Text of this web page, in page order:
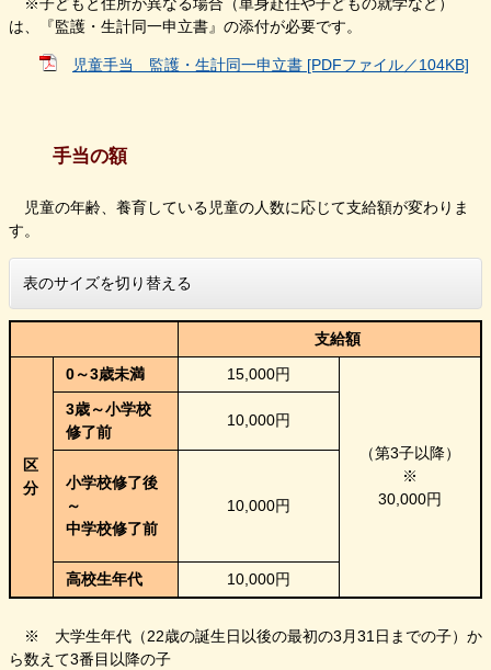
は、『監護・生計同一申立書』の添付が必要です。
児童手当 監護・生計同一申立書 [PDFファイル／104KB]
手当の額
児童の年齢、養育している児童の人数に応じて支給額が変わりま
す。
表のサイズを切り替える
支給額
区
分
0～3歳未満 15,000円
（第3子以降）
※
30,000円
3歳～小学校
修了前
10,000円
小学校修了後
～
中学校修了前
10,000円
高校生年代 10,000円
※ 大学生年代（22歳の誕生日以後の最初の3月31日までの子）か
ら数えて3番目以降の子